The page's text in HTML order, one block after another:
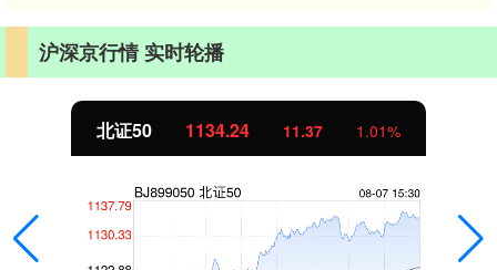
沪深京行情 实时轮播
北证50 1134.24 11.37 1.01%